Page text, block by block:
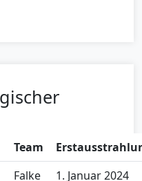
Team
Falke
1. Januar 2024